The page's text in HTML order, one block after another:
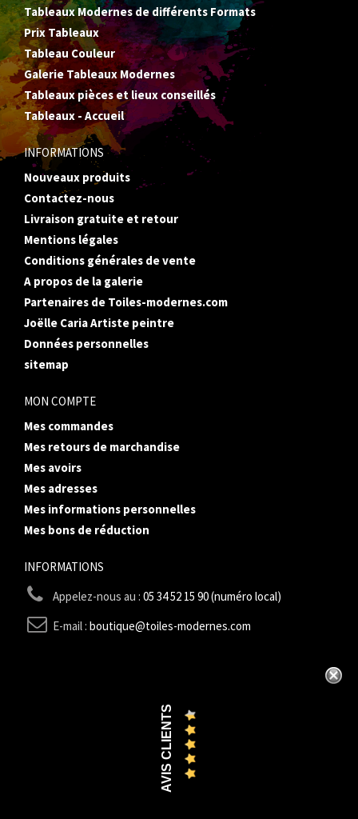
Tableaux Modernes de différents Formats
Prix Tableaux
Tableau Couleur
Galerie Tableaux Modernes
Tableaux pièces et lieux conseillés
Tableaux - Accueil
INFORMATIONS
Nouveaux produits
Contactez-nous
Livraison gratuite et retour
Mentions légales
Conditions générales de vente
A propos de la galerie
Partenaires de Toiles-modernes.com
Joëlle Caria Artiste peintre
Données personnelles
sitemap
MON COMPTE
Mes commandes
Mes retours de marchandise
Mes avoirs
Mes adresses
Mes informations personnelles
Mes bons de réduction
INFORMATIONS
Appelez-nous au : 05 34 52 15 90 (numéro local)
E-mail : boutique@toiles-modernes.com
AVIS CLIENTS